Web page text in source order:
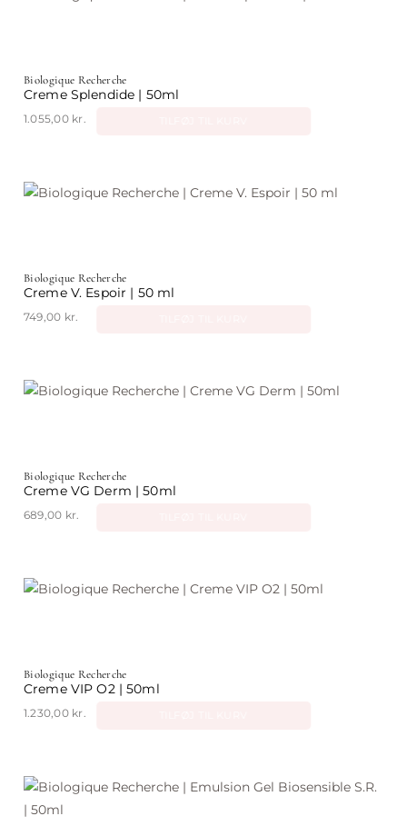
Biologique Recherche
Creme Splendide | 50ml
1.055,00 kr.
Biologique Recherche
Creme V. Espoir | 50 ml
749,00 kr.
Biologique Recherche
Creme VG Derm | 50ml
689,00 kr.
Biologique Recherche
Creme VIP O2 | 50ml
1.230,00 kr.